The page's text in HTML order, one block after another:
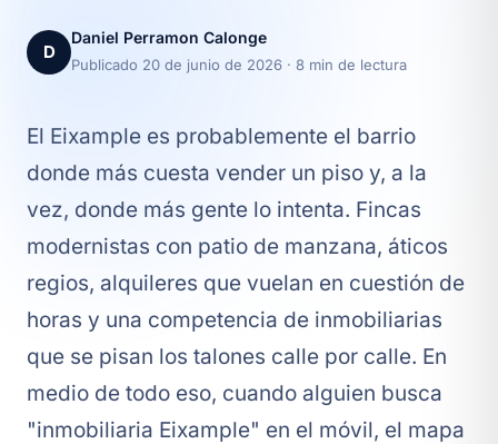
D
Daniel Perramon Calonge
Publicado 20 de junio de 2026 · 8 min de lectura
El Eixample es probablemente el barrio
donde más cuesta vender un piso y, a la
vez, donde más gente lo intenta. Fincas
modernistas con patio de manzana, áticos
regios, alquileres que vuelan en cuestión de
horas y una competencia de inmobiliarias
que se pisan los talones calle por calle. En
medio de todo eso, cuando alguien busca
"inmobiliaria Eixample" en el móvil, el mapa